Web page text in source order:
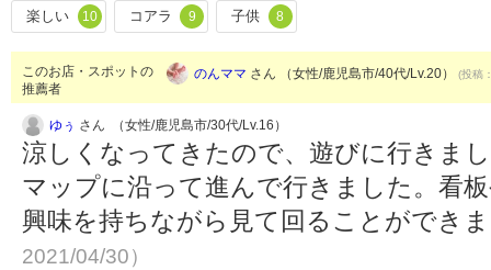
楽しい 10 コアラ 9 子供 8
このお店・スポットの
推薦者
のんママ さん （女性/鹿児島市/40代/Lv.20） (投稿
ゆぅ さん （女性/鹿児島市/30代/Lv.16）
涼しくなってきたので、遊びに行きま
マップに沿って進んで行きました。看
興味を持ちながら見て回ることができ
2021/04/30）